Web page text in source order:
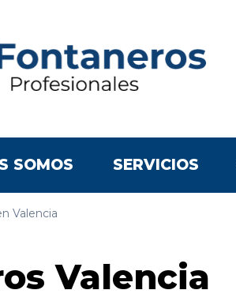
SOMOS SERVICIOS
Valencia
Valencia